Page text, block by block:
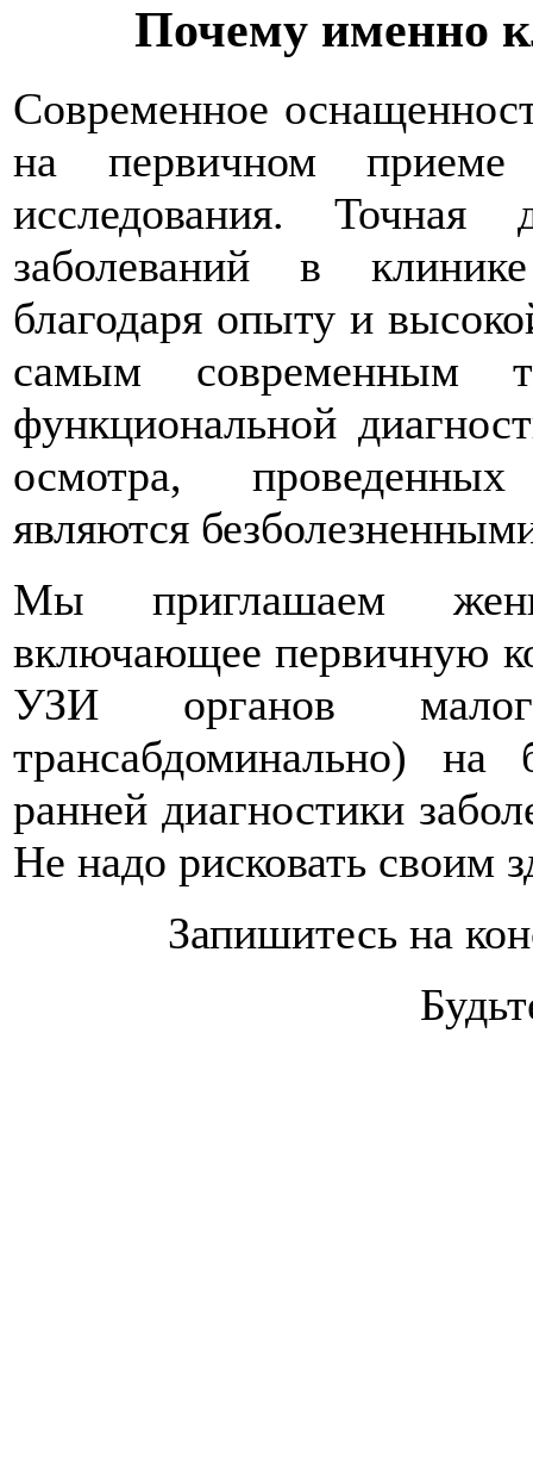
Почему именно
Современное
на первичном приеме
исследования. Точная
заболеваний в
благодаря опыту и
самым современным
функциональной
осмотра,
являются
Мы приглашаем
включающее первичную
УЗИ органов
трансабдоминально)
ранней диагностики
Не надо рисковать своим
Запишитесь на